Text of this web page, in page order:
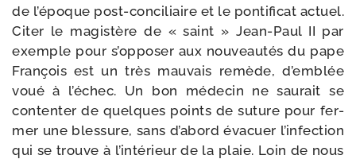
de l’époque post-​conciliaire et le pon­ti­fi­cat actuel.
Citer le magis­tère de « saint » Jean-​Paul II par
exemple pour s’opposer aux nou­veau­tés du pape
François est un très mau­vais remède, d’emblée
voué à l’échec. Un bon méde­cin ne sau­rait se
conten­ter de quelques points de suture pour fer­
mer une bles­sure, sans d’abord éva­cuer l’infection
qui se trouve à l’intérieur de la plaie. Loin de nous